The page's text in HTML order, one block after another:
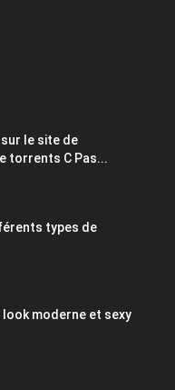
le site de
torrents C Pas...
types de
look moderne et sexy